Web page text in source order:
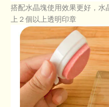
搭配水晶塊使用效果更好，水
上２個以上透明印章